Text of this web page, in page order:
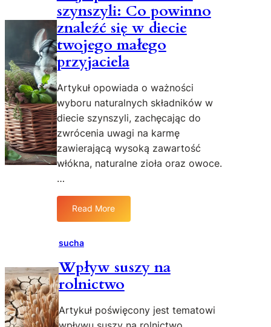
d
l
a
p
r
z
y
d
y
i
k
i
d
o
a
k
w
a
i
u
m
W
p
r
d
z
n
szynszyli: Co powinno
znaleźć się w diecie
twojego małego
przyjaciela
Artykuł opowiada o ważności
wyboru naturalnych składników w
diecie szynszyli, zachęcając do
zwrócenia uwagi na karmę
zawierającą wysoką zawartość
włókna, naturalne zioła oraz owoce.
…
Read More
l
e
p
s
sucha
Wpływ suszy na
rolnictwo
Artykuł poświęcony jest tematowi